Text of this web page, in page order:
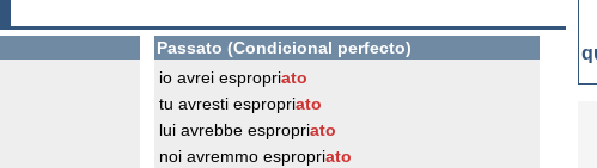
Passato (Condicional perfecto)
io avrei espropriato
tu avresti espropriato
lui avrebbe espropriato
noi avremmo espropriato